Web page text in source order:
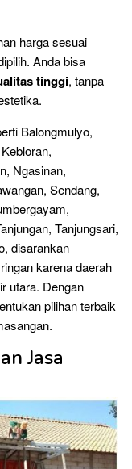
harga sesuai
Anda bisa
tinggi, tanpa
Balongmulyo,
Ngasinan,
Sendang,
Tanjungsari,
disarankan
karena daerah
utara. Dengan
pilihan terbaik
Jasa